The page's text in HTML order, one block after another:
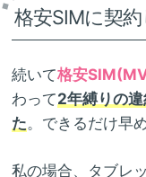
格安SIMに契
続いて格安
わって2年縛りの
た。できるだけ早
私の場合、タブレ